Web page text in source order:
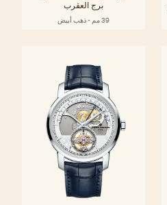
برج العقرب
39 مم - ذهب أبيض